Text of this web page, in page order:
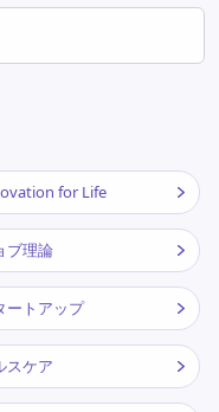
for Life
ブ理論
ートアップ
スケア